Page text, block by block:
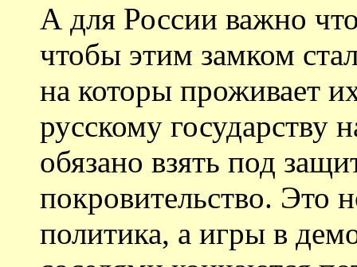
А для России важно
чтобы этим замком
на которы проживает
русскому государству
обязано взять под
покровительство. Это
политика, а игры в